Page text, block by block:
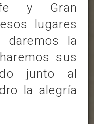
y Gran
lugares
daremos la
sus
junto al
la alegría
SANTORAL